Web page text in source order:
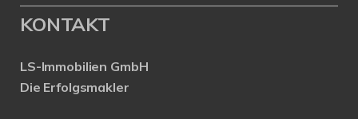
KONTAKT
LS-Immobilien GmbH
Die Erfolgsmakler